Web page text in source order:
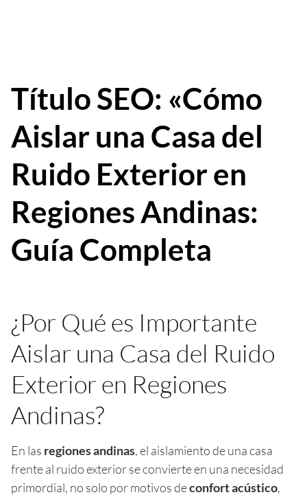
Título SEO: «Cómo
Aislar una Casa del
Ruido Exterior en
Regiones Andinas:
Guía Completa
¿Por Qué es Importante
Aislar una Casa del Ruido
Exterior en Regiones
Andinas?
En las regiones andinas, el aislamiento de una casa
frente al ruido exterior se convierte en una necesidad
primordial, no solo por motivos deconfort acústico,